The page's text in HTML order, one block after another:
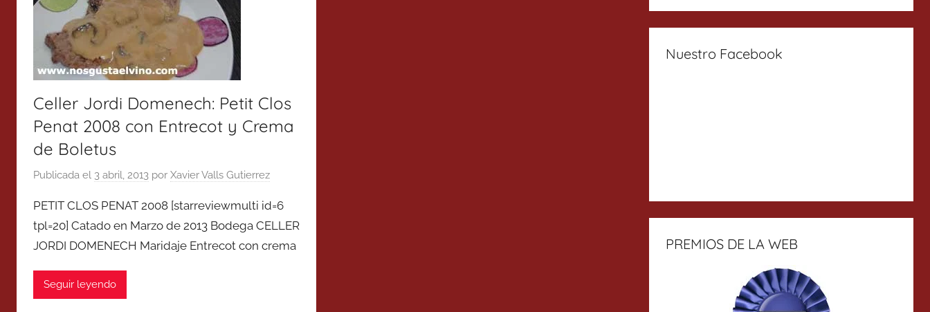
Celler Jordi Domenech: Petit Clos
Penat 2008 con Entrecot y Crema
de Boletus
Publicada el 3 abril, 2013 por Xavier Valls Gutierrez
PETIT CLOS PENAT 2008 [starreviewmulti id=6
tpl=20] Catado en Marzo de 2013 Bodega CELLER
JORDI DOMENECH Maridaje Entrecot con crema
Seguir leyendo
Nuestro Facebook
PREMIOS DE LA WEB